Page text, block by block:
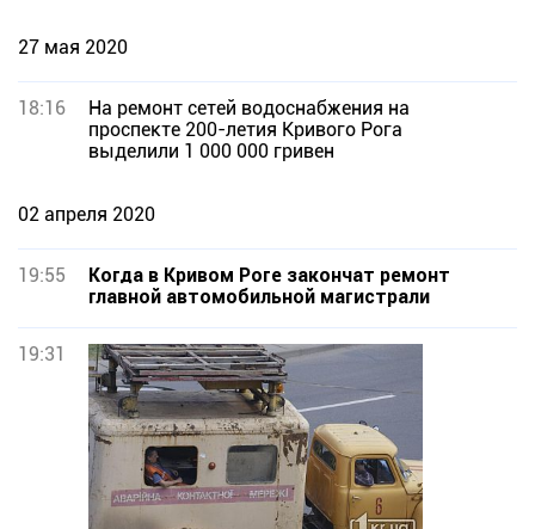
27 мая 2020
18:16
На ремонт сетей водоснабжения на
проспекте 200-летия Кривого Рога
выделили 1 000 000 гривен
02 апреля 2020
19:55
Когда в Кривом Роге закончат ремонт
главной автомобильной магистрали
19:31